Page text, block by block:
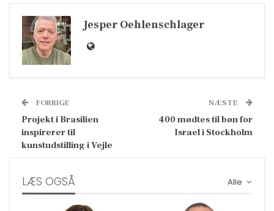
Jesper Oehlenschlager
FORRIGE
Projekt i Brasilien
inspirerer til
kunstudstilling i Vejle
NÆSTE
400 mødtes til bøn for
Israel i Stockholm
Alle
LÆS OGSÅ